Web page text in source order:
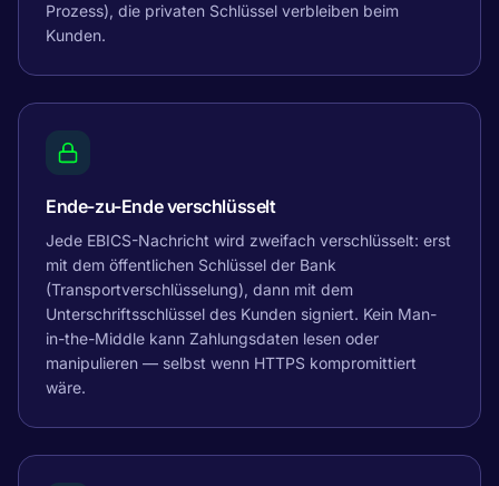
Prozess), die privaten Schlüssel verbleiben beim
Kunden.
Ende-zu-Ende verschlüsselt
Jede EBICS-Nachricht wird zweifach verschlüsselt: erst
mit dem öffentlichen Schlüssel der Bank
(Transportverschlüsselung), dann mit dem
Unterschriftsschlüssel des Kunden signiert. Kein Man-
in-the-Middle kann Zahlungsdaten lesen oder
manipulieren — selbst wenn HTTPS kompromittiert
wäre.